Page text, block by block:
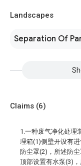
Landscapes
Separation Of
Claims (6)
1.一种废气净化处理
理箱(1)侧壁开设有
防尘罩(2)，所述防
顶部设置有水泵(3)